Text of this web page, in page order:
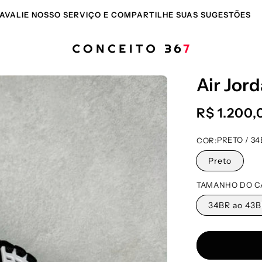
Air
Preço
R$
COR:PRETO /
Preto
TAMANHO DO
34BR ao